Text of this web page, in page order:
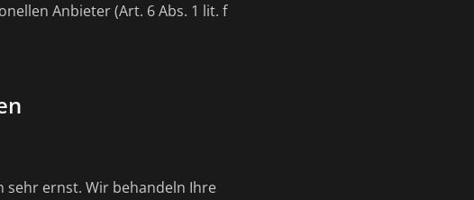
Anbieter (Art. 6 Abs. 1 lit. f
sehr ernst. Wir behandeln Ihre